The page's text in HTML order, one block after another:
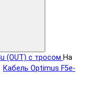
На
Кабель Optimus F5e-